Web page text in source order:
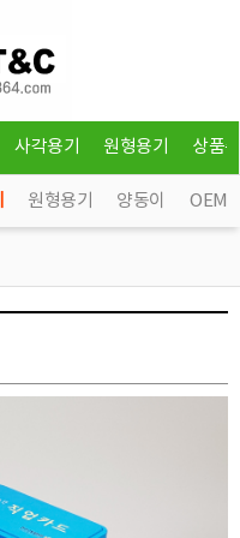
사각용기 원형용기 상품
원형용기 양동이 OEM